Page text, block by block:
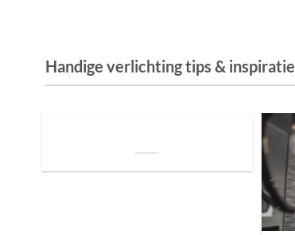
Handige verlichting tips & inspiratie